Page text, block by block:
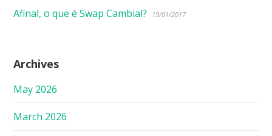
Afinal, o que é Swap Cambial? 19/01/2017
Archives
May 2026
March 2026